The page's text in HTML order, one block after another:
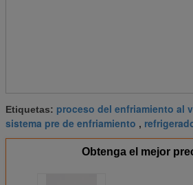
Etiquetas: proceso del enfriamiento al
sistema pre de enfriamiento ,
Obtenga el mejor